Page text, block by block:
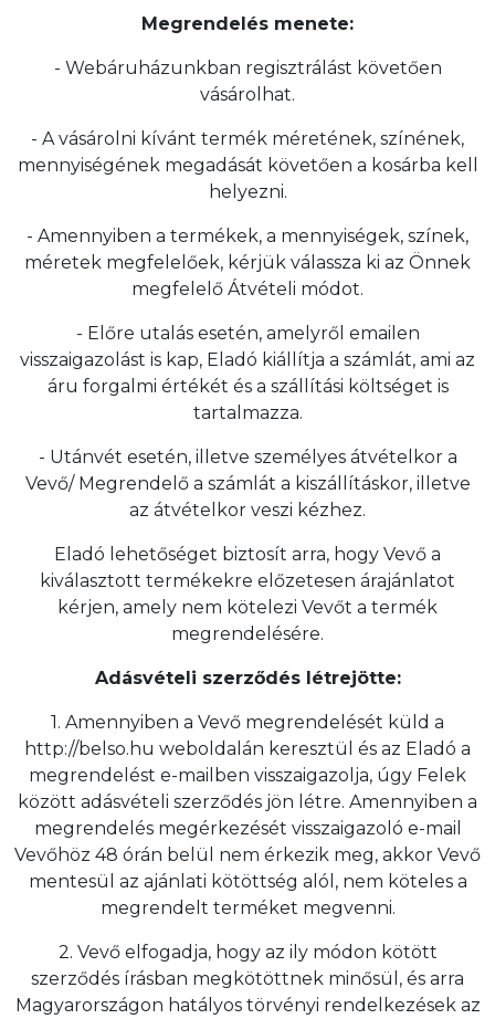
Megrendelés menete:
- Webáruházunkban regisztrálást követően
vásárolhat.
- A vásárolni kívánt termék méretének, színének,
mennyiségének megadását követően a kosárba kell
helyezni.
- Amennyiben a termékek, a mennyiségek, színek,
méretek megfelelőek, kérjük válassza ki az Önnek
megfelelő Átvételi módot.
- Előre utalás esetén, amelyről emailen
visszaigazolást is kap, Eladó kiállítja a számlát, ami az
áru forgalmi értékét és a szállítási költséget is
tartalmazza.
- Utánvét esetén, illetve személyes átvételkor a
Vevő/ Megrendelő a számlát a kiszállításkor, illetve
az átvételkor veszi kézhez.
Eladó lehetőséget biztosít arra, hogy Vevő a
kiválasztott termékekre előzetesen árajánlatot
kérjen, amely nem kötelezi Vevőt a termék
megrendelésére.
Adásvételi szerződés létrejötte:
1. Amennyiben a Vevő megrendelését küld a
http://belso.hu weboldalán keresztül és az Eladó a
megrendelést e-mailben visszaigazolja, úgy Felek
között adásvételi szerződés jön létre. Amennyiben a
megrendelés megérkezését visszaigazoló e-mail
Vevőhöz 48 órán belül nem érkezik meg, akkor Vevő
mentesül az ajánlati kötöttség alól, nem köteles a
megrendelt terméket megvenni.
2. Vevő elfogadja, hogy az ily módon kötött
szerződés írásban megkötöttnek minősül, és arra
Magyarországon hatályos törvényi rendelkezések az